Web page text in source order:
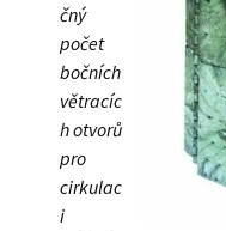
čný
počet
bočních
větracíc
h otvorů
pro
cirkulac
i